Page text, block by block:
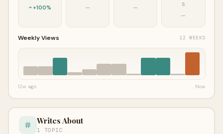
+100% — —
S
—
Weekly Views 12 WEEKS
12w ago Now
Writes About
1 TOPIC